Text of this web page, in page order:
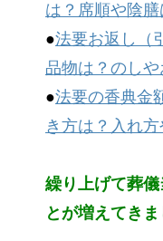
は？席順や陰膳
●法要お返し（
品物は？のしや
●法要の香典金
き方は？入れ方
繰り上げて葬
とが増えてきま